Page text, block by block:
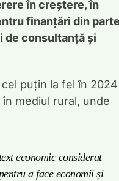
în creștere, în
finanțări din
de consultanță și
puțin la fel în 2024
mediul rural, unde
economic considerat
a face economii și